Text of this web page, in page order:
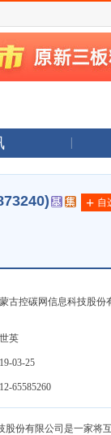
+ 自
古控碳网信息科技股份
英
03-25
65585260
股份有限公司是一家将